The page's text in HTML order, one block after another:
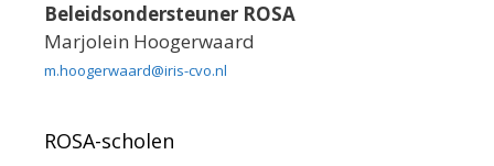
Beleidsondersteuner ROSA
Marjolein Hoogerwaard
m.hoogerwaard@iris-cvo.nl
ROSA-scholen